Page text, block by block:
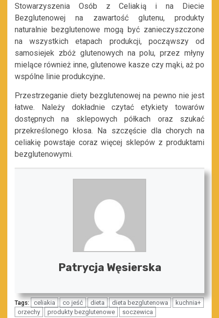
Stowarzyszenia Osób z Celiakią i na Diecie
Bezglutenowej na zawartość glutenu, produkty
naturalnie bezglutenowe mogą być zanieczyszczone
na wszystkich etapach produkcji, począwszy od
samosiejek zbóż glutenowych na polu, przez młyny
mielące również inne, glutenowe kasze czy mąki, aż po
wspólne linie produkcyjne.
Przestrzeganie diety bezglutenowej na pewno nie jest
łatwe. Należy dokładnie czytać etykiety towarów
dostępnych na sklepowych półkach oraz szukać
przekreślonego kłosa. Na szczęście dla chorych na
celiakię powstaje coraz więcej sklepów z produktami
bezglutenowymi.
Patrycja Węsierska
Tags: celiakia co jeść dieta dieta bezglutenowa
kuchnia+
orzechy
produkty bezglutenowe soczewica